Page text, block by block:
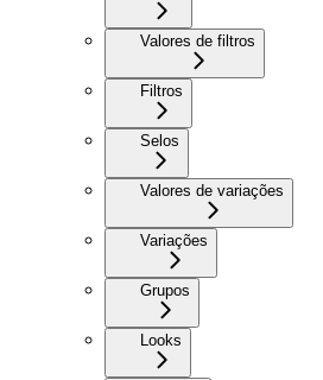
Valores de filtros
Filtros
Selos
Valores de variações
Variações
Grupos
Looks